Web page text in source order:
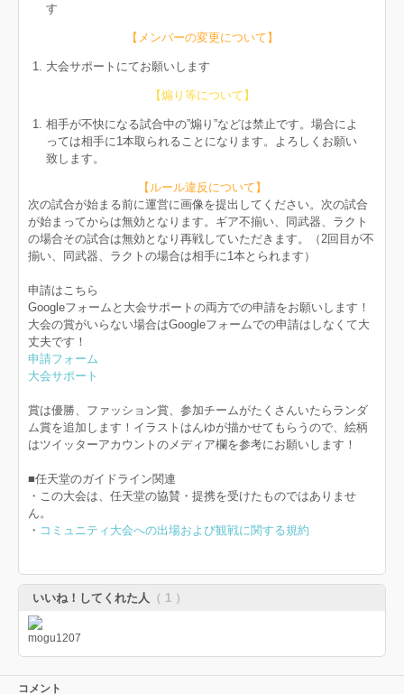
す
【メンバーの変更について】
大会サポートにてお願いします
【煽り等について】
相手が不快になる試合中の”煽り”などは禁止です。場合によ
っては相手に1本取られることになります。よろしくお願い
致します。
【ルール違反について】
次の試合が始まる前に運営に画像を提出してください。次の試合
が始まってからは無効となります。ギア不揃い、同武器、ラクト
の場合その試合は無効となり再戦していただきます。（2回目が不
揃い、同武器、ラクトの場合は相手に1本とられます）
申請はこちら
Googleフォームと大会サポートの両方での申請をお願いします！
大会の賞がいらない場合はGoogleフォームでの申請はしなくて大
丈夫です！
申請フォーム
大会サポート
賞は優勝、ファッション賞、参加チームがたくさんいたらランダ
ム賞を追加します！イラストはんゆが描かせてもらうので、絵柄
はツイッターアカウントのメディア欄を参考にお願いします！
■任天堂のガイドライン関連
・この大会は、任天堂の協賛・提携を受けたものではありませ
ん。
・ コミュニティ大会への出場および観戦に関する規約
いいね！してくれた人 （ 1 ）
コメント